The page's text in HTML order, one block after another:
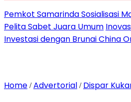
Pemkot Samarinda Sosialisasi
Pelita Sabet Juara Umum
Investasi dengan Brunai China
Home /Advertorial / Dispar